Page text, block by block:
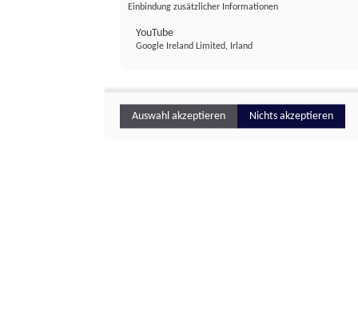
Einbindung zusätzlicher Informationen
YouTube
Google Ireland Limited, Irland
Auswahl akzeptieren Nichts akzeptieren